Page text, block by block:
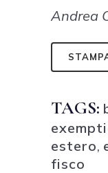
Andrea
TAGS:
estero,
fisco